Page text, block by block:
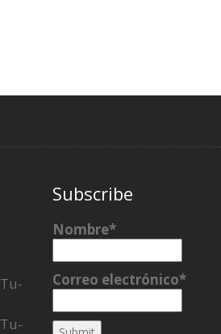
Subscribe
Nombre*
Correo electrónico*